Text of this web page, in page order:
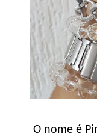
O nome é